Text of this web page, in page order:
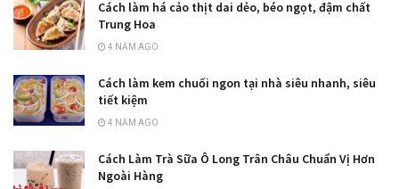
Cách làm há cảo thịt dai dẻo, béo ngọt, đậm chất
Trung Hoa
4 NĂM AGO
Cách làm kem chuối ngon tại nhà siêu nhanh, siêu
tiết kiệm
4 NĂM AGO
Cách Làm Trà Sữa Ô Long Trân Châu Chuẩn Vị Hơn
Ngoài Hàng